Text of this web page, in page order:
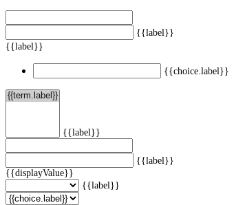
{{label}}
{{label}}
{{choice.label}}
{{label}}
{{label}}
{{displayValue}}
{{label}}